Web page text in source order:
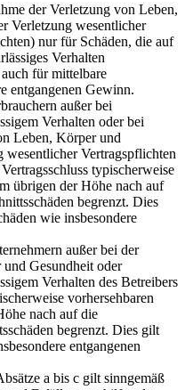
der Verletzung von Leben,
Verletzung wesentlicher
nur für Schäden, die auf
Verhalten
für mittelbare
entgangenen Gewinn.
außer bei
Verhalten oder bei
Leben, Körper und
wesentlicher Vertragspflichten
typischerweise
übrigen der Höhe nach auf
begrenzt. Dies
wie insbesondere
außer bei der
Gesundheit oder
Verhalten des Betreibers
vorhersehbaren
nach auf die
begrenzt. Dies gilt
entgangenen
a bis c gilt sinngemäß